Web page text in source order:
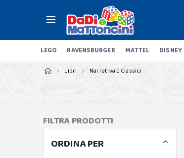
LEGO RAVENSBURGER MATTEL DISNEY
Libri Narrativa E Classici
FILTRA PRODOTTI
ORDINA PER